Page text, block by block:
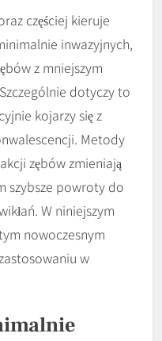
częściej kieruje
inwazyjnych,
z mniejszym
dotyczy to
kojarzy się z
Metody
zębów zmieniają
szybsze powroty do
W niniejszym
nowoczesnym
w